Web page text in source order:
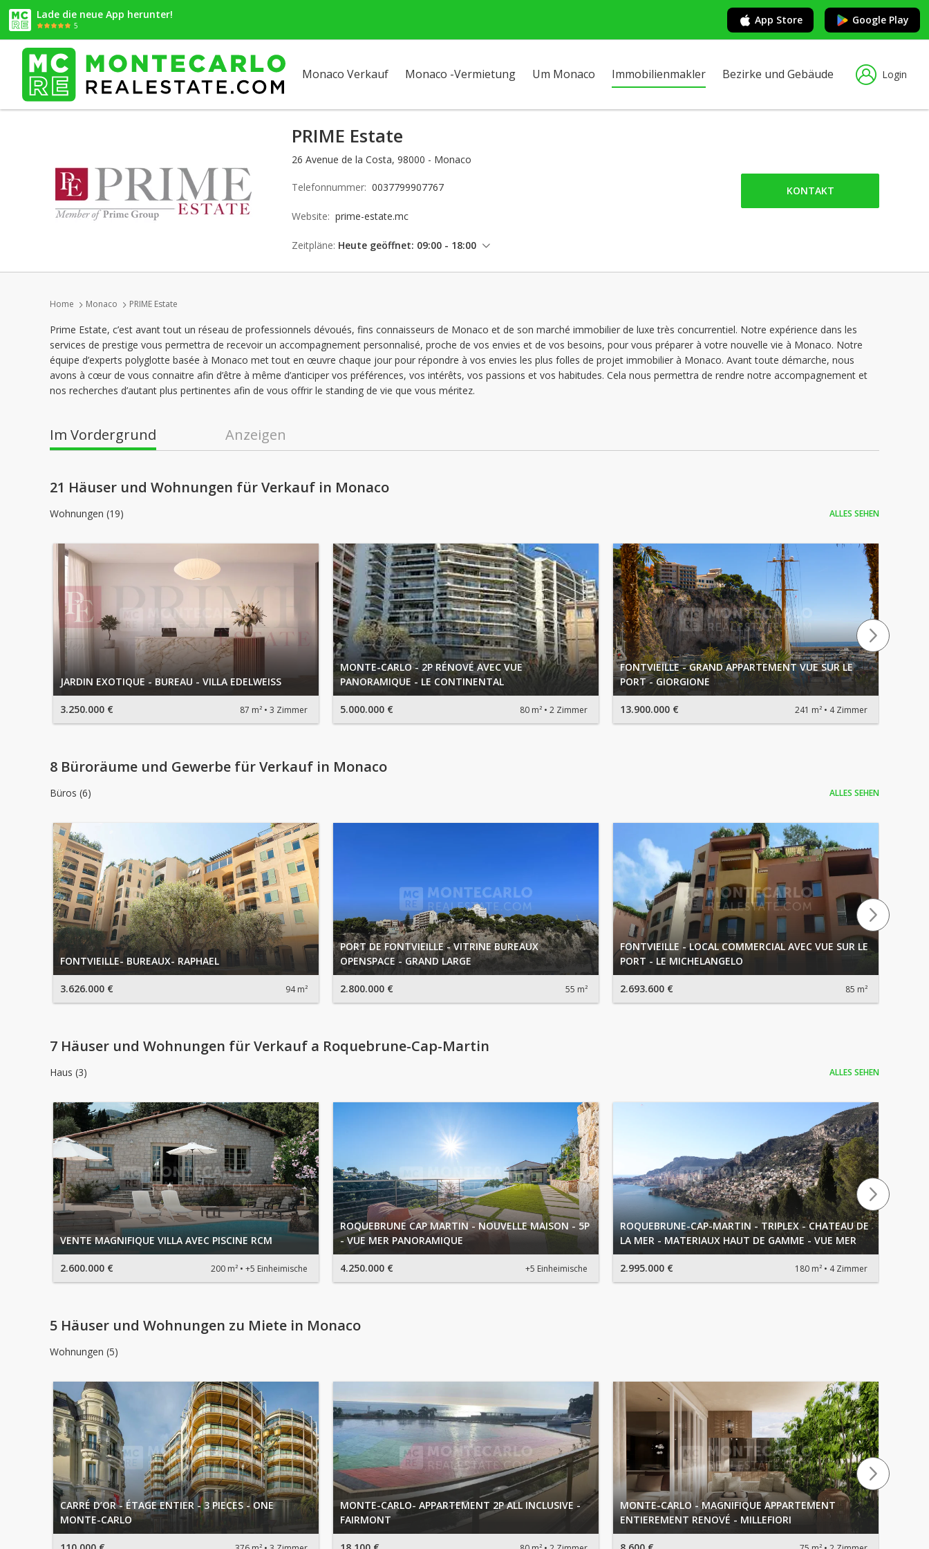
Lade die neue App herunter!
5 App Store Google Play
Monaco Verkauf Monaco -Vermietung Um Monaco Immobilienmakler Bezirke und Gebäude Login
PRIME Estate
26 Avenue de la Costa, 98000 - Monaco
Telefonnummer: 0037799907767
Website: prime-estate.mc
Zeitpläne: Heute geöffnet: 09:00 - 18:00
Sonntag: geschlossen
Montag: 09:00 - 18:00
Dienstag: 09:00 - 18:00
Mittwoch: 09:00 - 18:00
KONTAKT
Home Monaco PRIME Estate
Prime Estate, c’est avant tout un réseau de professionnels dévoués, fins connaisseurs de Monaco et de son marché immobilier de luxe très concurrentiel. Notre expérience dans les
services de prestige vous permettra de recevoir un accompagnement personnalisé, proche de vos envies et de vos besoins, pour vous préparer à votre nouvelle vie à Monaco. Notre
équipe d’experts polyglotte basée à Monaco met tout en œuvre chaque jour pour répondre à vos envies les plus folles de projet immobilier à Monaco. Avant toute démarche, nous
avons à cœur de vous connaitre afin d’être à même d’anticiper vos préférences, vos intérêts, vos passions et vos habitudes. Cela nous permettra de rendre notre accompagnement et
nos recherches d’autant plus pertinentes afin de vous offrir le standing de vie que vous méritez.
Im Vordergrund Anzeigen
21 Häuser und Wohnungen für Verkauf in Monaco
Wohnungen (19) ALLES SEHEN
JARDIN EXOTIQUE - BUREAU - VILLA EDELWEISS
3.250.000 € 87 m² 3 Zimmer
MONTE-CARLO - 2P RÉNOVÉ AVEC VUE
PANORAMIQUE - LE CONTINENTAL
5.000.000 € 80 m² 2 Zimmer
FONTVIEILLE - GRAND APPARTEMENT VUE SUR LE
PORT - GIORGIONE
13.900.000 € 241 m² 4 Zimmer
8 Büroräume und Gewerbe für Verkauf in Monaco
Büros (6) ALLES SEHEN
FONTVIEILLE- BUREAUX- RAPHAEL
3.626.000 € 94 m²
PORT DE FONTVIEILLE - VITRINE BUREAUX
OPENSPACE - GRAND LARGE
2.800.000 € 55 m²
FONTVIEILLE - LOCAL COMMERCIAL AVEC VUE SUR LE
PORT - LE MICHELANGELO
2.693.600 € 85 m²
7 Häuser und Wohnungen für Verkauf a Roquebrune-Cap-Martin
Haus (3) ALLES SEHEN
VENTE MAGNIFIQUE VILLA AVEC PISCINE RCM
2.600.000 € 200 m² +5 Einheimische
ROQUEBRUNE CAP MARTIN - NOUVELLE MAISON - 5P
- VUE MER PANORAMIQUE
4.250.000 € +5 Einheimische
ROQUEBRUNE-CAP-MARTIN - TRIPLEX - CHATEAU DE
LA MER - MATERIAUX HAUT DE GAMME - VUE MER
2.995.000 € 180 m² 4 Zimmer
5 Häuser und Wohnungen zu Miete in Monaco
Wohnungen (5)
CARRÉ D’OR - ÉTAGE ENTIER - 3 PIECES - ONE
MONTE-CARLO
MONTE-CARLO- APPARTEMENT 2P ALL INCLUSIVE -
FAIRMONT
MONTE-CARLO - MAGNIFIQUE APPARTEMENT
ENTIEREMENT RENOVÉ - MILLEFIORI